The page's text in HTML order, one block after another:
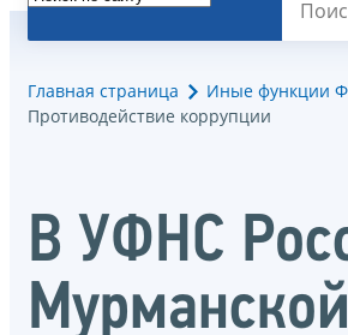
Главная страница
Иные функции
Противодействие коррупции
В УФНС
Мурманской